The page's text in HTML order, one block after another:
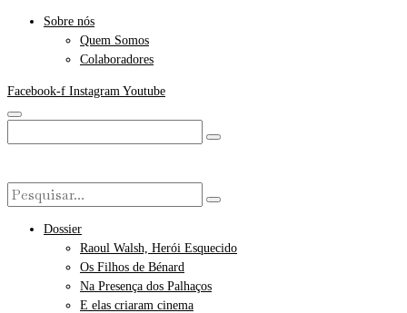
Sobre nós
Quem Somos
Colaboradores
Facebook-f Instagram Youtube
Dossier
Raoul Walsh, Herói Esquecido
Os Filhos de Bénard
Na Presença dos Palhaços
E elas criaram cinema